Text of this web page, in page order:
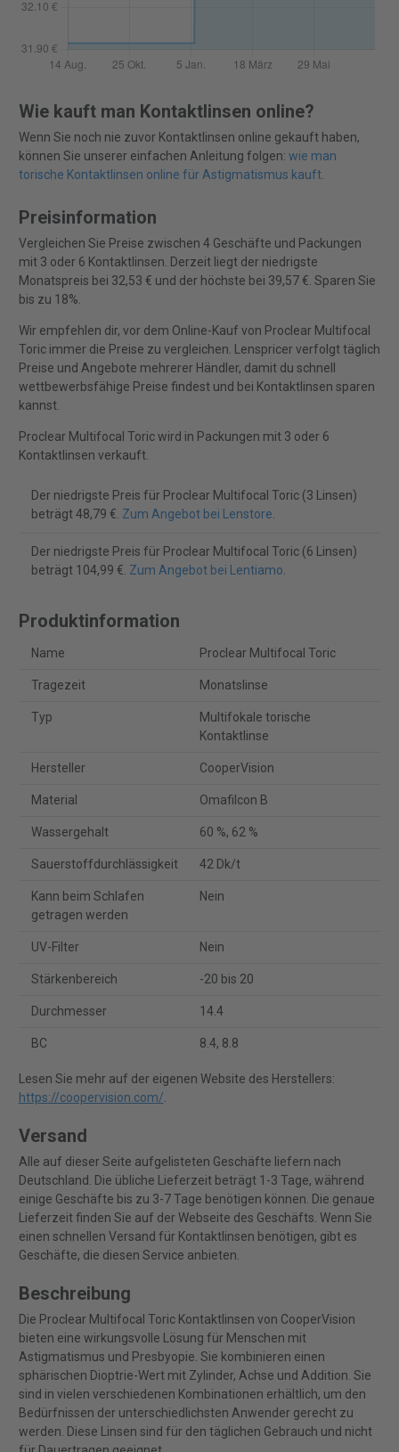
Wie kauft man Kontaktlinsen online?
Wenn Sie noch nie zuvor Kontaktlinsen online gekauft haben,
können Sie unserer einfachen Anleitung folgen: wie man
torische Kontaktlinsen online für Astigmatismus kauft.
Preisinformation
Vergleichen Sie Preise zwischen 4 Geschäfte und Packungen
mit 3 oder 6 Kontaktlinsen. Derzeit liegt der niedrigste
Monatspreis bei 32,53 € und der höchste bei 39,57 €. Sparen Sie
bis zu 18%.
Wir empfehlen dir, vor dem Online-Kauf von Proclear Multifocal
Toric immer die Preise zu vergleichen. Lenspricer verfolgt täglich
Preise und Angebote mehrerer Händler, damit du schnell
wettbewerbsfähige Preise findest und bei Kontaktlinsen sparen
kannst.
Proclear Multifocal Toric wird in Packungen mit 3 oder 6
Kontaktlinsen verkauft.
Der niedrigste Preis für Proclear Multifocal Toric (3 Linsen)
beträgt 48,79 €. Zum Angebot bei Lenstore.
Der niedrigste Preis für Proclear Multifocal Toric (6 Linsen)
beträgt 104,99 €. Zum Angebot bei Lentiamo.
Produktinformation
Name Proclear Multifocal Toric
Tragezeit Monatslinse
Typ
Multifokale torische
Kontaktlinse
Hersteller CooperVision
Material Omafilcon B
Wassergehalt 60 %, 62 %
Sauerstoffdurchlässigkeit 42 Dk/t
Kann beim Schlafen
getragen werden
Nein
UV-Filter Nein
Stärkenbereich -20 bis 20
Durchmesser 14.4
BC 8.4, 8.8
Lesen Sie mehr auf der eigenen Website des Herstellers:
https://coopervision.com/.
Versand
Alle auf dieser Seite aufgelisteten Geschäfte liefern nach
Deutschland. Die übliche Lieferzeit beträgt 1-3 Tage, während
einige Geschäfte bis zu 3-7 Tage benötigen können. Die genaue
Lieferzeit finden Sie auf der Webseite des Geschäfts. Wenn Sie
einen schnellen Versand für Kontaktlinsen benötigen, gibt es
Geschäfte, die diesen Service anbieten.
Beschreibung
Die Proclear Multifocal Toric Kontaktlinsen von CooperVision
bieten eine wirkungsvolle Lösung für Menschen mit
Astigmatismus und Presbyopie. Sie kombinieren einen
sphärischen Dioptrie-Wert mit Zylinder, Achse und Addition. Sie
sind in vielen verschiedenen Kombinationen erhältlich, um den
Bedürfnissen der unterschiedlichsten Anwender gerecht zu
werden. Diese Linsen sind für den täglichen Gebrauch und nicht